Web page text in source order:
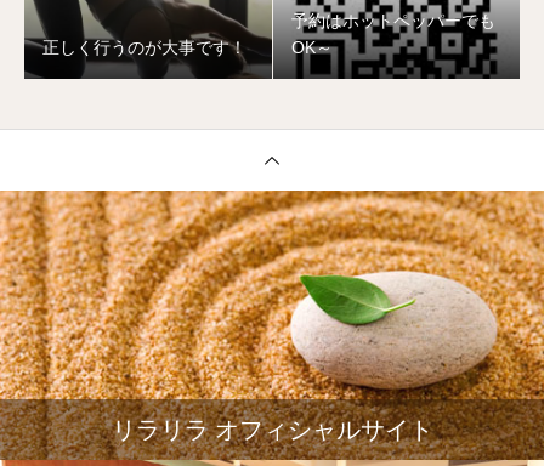
正しく行うのが大事です！
予約はホットペッパーでも
OK～
リラリラ オフィシャルサイト